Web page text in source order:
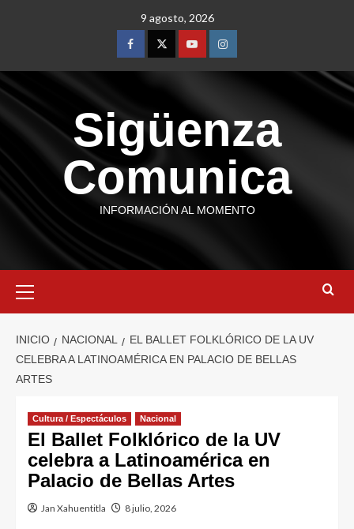
9 agosto, 2026
Sigüenza
Comunica
INFORMACIÓN AL MOMENTO
INICIO NACIONAL
EL BALLET FOLKLÓRICO DE LA UV
CELEBRA A LATINOAMÉRICA EN PALACIO DE BELLAS
ARTES
Cultura / Espectáculos Nacional
El Ballet Folklórico de la UV
celebra a Latinoamérica en
Palacio de Bellas Artes
Jan Xahuentitla 8 julio, 2026